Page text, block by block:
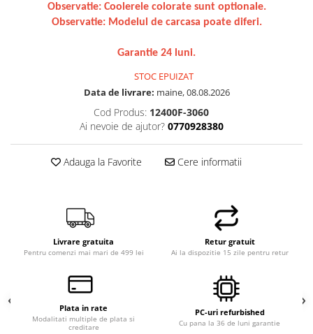
Componente PC NOI
Hard Disk-uri Desktop
Componente Renew/Refurbished
Placi de baza REFURBISHED
Procesoare
PC All-in-One
Calculatoare All-in-One NOI
All-in-One REFURBISHED
Observatie: Coolerele colorate sunt optionale.
Observatie: Modelul de carcasa poate diferi.
Garantie 24 luni.
STOC EPUIZAT
Data de livrare: maine, 08.08.2026
Cod Produs: 12400F-3060
Ai nevoie de ajutor? 0770928380
Adauga la Favorite Cere informatii
Livrare gratuita
Pentru comenzi mai mari de 499 lei
Retur gratuit
Ai la dispozitie 15 zile pentru retur
Plata in rate
Modalitati multiple de plata si
creditare
PC-uri refurbished
Cu pana la 36 de luni garantie